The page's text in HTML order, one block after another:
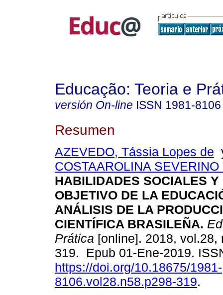
Educação: Teoria e
versión On-line ISSN 1981-8106
Resumen
AZEVEDO, Tássia Lopes de
COSTAAROLINA
HABILIDADES SOCIALES Y
OBJETIVO DE LA
ANÁLISIS DE LA
CIENTÍFICA BRASILEÑA.
Prática [online]. 2018, vol.28,
319. Epub 01-Ene-2019.
https://doi.org/10.18675/1981-
8106.vol28.n58.p298-319.